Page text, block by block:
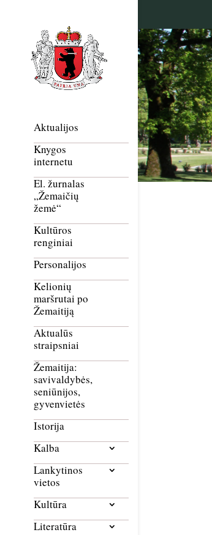
Aktualijos
Knygos
internetu
El. žurnalas
„Žemaičių
žemė“
Kultūros
renginiai
Personalijos
Kelionių
maršrutai po
Žemaitiją
Aktualūs
straipsniai
Žemaitija:
savivaldybės,
seniūnijos,
gyvenvietės
Istorija
Kalba
Lankytinos
vietos
Kultūra
Literatūra